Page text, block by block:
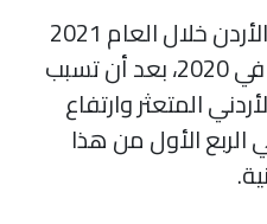
ارتفاع معدل البطالة في #الأردن خلال العام 2021
بنسبة 24% مقارنة بـ22.7% في 2020، بعد أن تسبب
المتعثر وارتفاع
بنسبة 25% في الربع الأول من هذا